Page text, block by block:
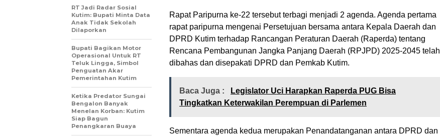
Rapat Paripurna ke-22 tersebut terbagi menjadi 2 agenda. Agenda pertama
rapat paripurna mengenai Persetujuan bersama antara Kepala Daerah dan
DPRD Kutim terhadap Rancangan Peraturan Daerah (Raperda) tentang
Rencana Pembangunan Jangka Panjang Daerah (RPJPD) 2025-2045 telah
dibahas dan disepakati DPRD dan Pemkab Kutim.
Baca Juga :
Legislator Uci Harapkan Raperda PUG Bisa
Tingkatkan Keterwakilan Perempuan di Parlemen
Sementara agenda kedua merupakan Penandatanganan antara DPRD dan
RT Jadi Radar Sosial
Kutim: Bupati Minta Data
Anak Tidak Sekolah
Dilaporkan
Bupati Bagikan Motor
Operasional Untuk RT
Teluk Lingga, Simbol
Penguatan Akar
Pemerintahan Kutim
Ketika Predator Sungai
Bengalon Banyak
Menelan Korban: Kutim
Siap Bagun
Penangkaran Buaya